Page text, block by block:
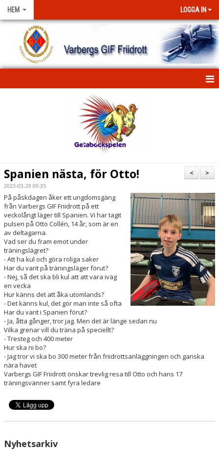
HEM LOGGA IN
KLUBBKLÄDER
STIPENDIUM
LEDARPLATTFORM
KALENDER
DOKUMENT
BÖRJA TRÄNA
>
<
Spanien nästa, för Otto!
2023-03-29 09:35
På påskdagen åker ett ungdomsgäng
från Varbergs GIF Friidrott på ett
veckolångt läger till Spanien. Vi har tagit
pulsen på Otto Collén, 14 år, som är en
av deltagarna.
Vad ser du fram emot under
träningslägret?
- Att ha kul och göra roliga saker
Har du varit på träningsläger förut?
- Nej, så det ska bli kul att att vara iväg
en vecka
Hur känns det att åka utomlands?
- Det känns kul, det gör man inte så ofta
Har du varit i Spanien förut?
- Ja, åtta gånger, tror jag. Men det är länge sedan nu
Vilka grenar vill du träna på speciellt?
- Tresteg och 400 meter
Hur ska ni bo?
- Jag tror vi ska bo 300 meter från friidrottsanläggningen och ganska
nära havet
Varbergs GIF Friidrott önskar trevlig resa till Otto och hans 17
träningsvänner samt fyra ledare
Nyhetsarkiv